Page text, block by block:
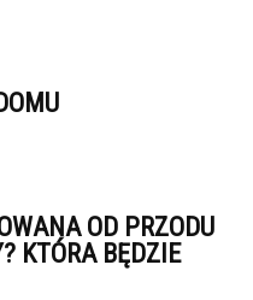
OD PRZODU
KTÓRA BĘDZIE